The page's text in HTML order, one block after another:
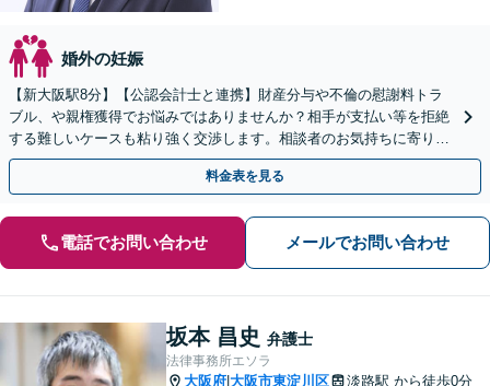
婚外の妊娠
【新大阪駅8分】【公認会計士と連携】財産分与や不倫の慰謝料トラ
ブル、や親権獲得でお悩みではありませんか？相手が支払い等を拒絶
する難しいケースも粘り強く交渉します。相談者のお気持ちに寄り添
い、最後まで徹底サポート！【完全個室・子連れ可】
料金表を見る
電話でお問い合わせ メールでお問い合わせ
坂本 昌史 弁護士
法律事務所エソラ
大阪府 大阪市東淀川区 淡路駅 から徒歩0分